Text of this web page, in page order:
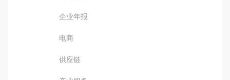
企业年报
电商
供应链